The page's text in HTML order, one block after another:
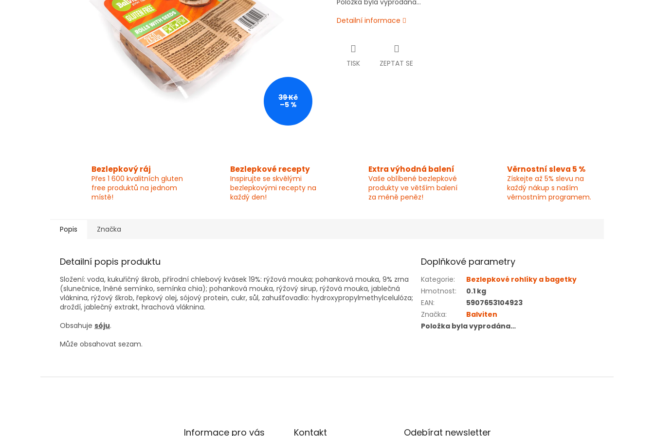
39 Kč
–5 %
Položka byla vyprodána…
Detailní informace
TISK ZEPTAT SE
Bezlepkový ráj
Přes 1 600 kvalitních gluten
free produktů na jednom
místě!
Bezlepkové recepty
Inspirujte se skvělými
bezlepkovými recepty na
každý den!
Extra výhodná balení
Vaše oblíbené bezlepkové
produkty ve větším balení
za méně peněz!
Věrnostní sleva 5 %
Získejte až 5% slevu na
každý nákup s naším
věrnostním programem.
Popis Značka
Detailní popis produktu
Složení: voda, kukuřičný škrob, přírodní chlebový kvásek 19%: rýžová mouka; pohanková mouka, 9% zrna
(slunečnice, lněné semínko, semínka chia); pohanková mouka, rýžový sirup, rýžová mouka, jablečná
vláknina, rýžový škrob, řepkový olej, sójový protein, cukr, sůl, zahušťovadlo: hydroxypropylmethylcelulóza;
droždí, jablečný extrakt, hrachová vláknina.
Obsahuje sóju.
Může obsahovat sezam.
Doplňkové parametry
Kategorie:
Bezlepkové rohlíky a bagetky
Hmotnost:
0.1 kg
EAN:
5907653104923
Značka:
Balviten
Položka byla vyprodána…
Informace pro vás Kontakt Odebírat newsletter